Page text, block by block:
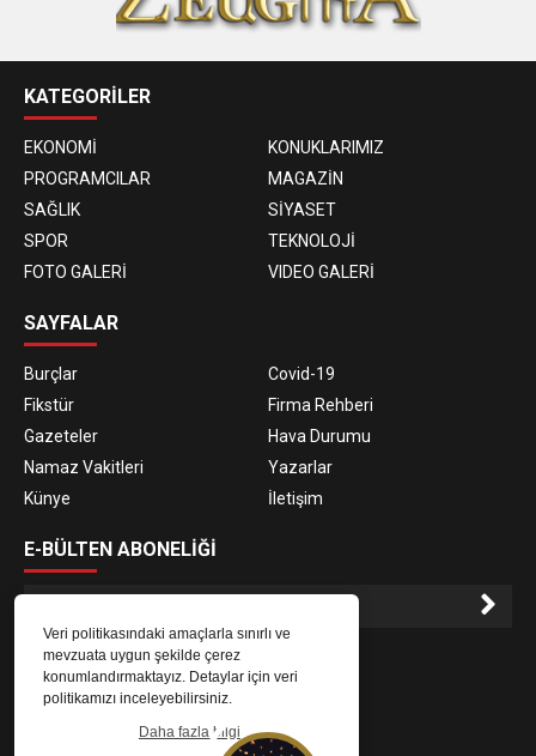
Veri politikasındaki amaçlarla sınırlı ve
mevzuata uygun şekilde çerez
konumlandırmaktayız. Detaylar için veri
politikamızı inceleyebilirsiniz.
Daha fazla bilgi
KATEGORİLER
EKONOMİ
KONUKLARIMIZ
PROGRAMCILAR
MAGAZİN
SAĞLIK
SİYASET
SPOR
TEKNOLOJİ
FOTO GALERİ
VIDEO GALERİ
SAYFALAR
Burçlar
Covid-19
Fikstür
Firma Rehberi
Gazeteler
Hava Durumu
Namaz Vakitleri
Yazarlar
Künye
İletişim
E-BÜLTEN ABONELİĞİ
E-Bülten aboneliği ile haberlere daha hızlı erişin.